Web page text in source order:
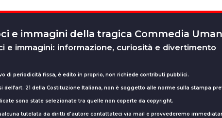
e immagini della tragica Commedia
e immagini: informazione, curiosità e divertimento
di periodicità fissa, è edito in proprio, non richiede contributi pubblici.
21 della Costituzione Italiana, non è soggetto alle norme sulla stampa
sono state selezionate tra quelle non coperte da copyright.
tutelata da diritti d'autore contattateci via mail e provvederemo